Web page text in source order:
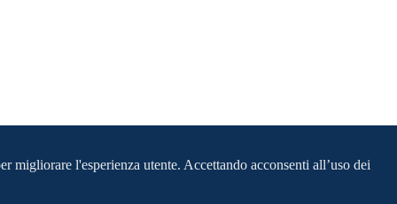
l'esperienza utente. Accettando acconsenti all’uso dei